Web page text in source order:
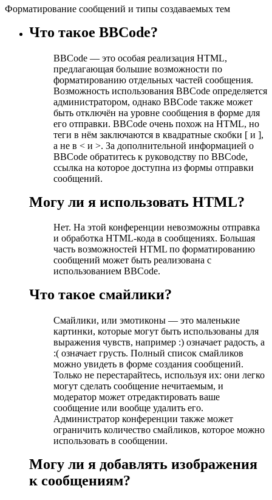
Форматирование сообщений и типы создаваемых тем
Что такое BBCode?
BBCode — это особая реализация HTML,
предлагающая большие возможности по
форматированию отдельных частей сообщения.
Возможность использования BBCode определяется
администратором, однако BBCode также может
быть отключён на уровне сообщения в форме для
его отправки. BBCode очень похож на HTML, но
теги в нём заключаются в квадратные скобки [ и ],
а не в < и >. За дополнительной информацией о
BBCode обратитесь к руководству по BBCode,
ссылка на которое доступна из формы отправки
сообщений.
Могу ли я использовать HTML?
Нет. На этой конференции невозможны отправка
и обработка HTML-кода в сообщениях. Большая
часть возможностей HTML по форматированию
сообщений может быть реализована с
использованием BBCode.
Что такое смайлики?
Смайлики, или эмотиконы — это маленькие
картинки, которые могут быть использованы для
выражения чувств, например :) означает радость, а
:( означает грусть. Полный список смайликов
можно увидеть в форме создания сообщений.
Только не перестарайтесь, используя их: они легко
могут сделать сообщение нечитаемым, и
модератор может отредактировать ваше
сообщение или вообще удалить его.
Администратор конференции также может
ограничить количество смайликов, которое можно
использовать в сообщении.
Могу ли я добавлять изображения
к сообщениям?